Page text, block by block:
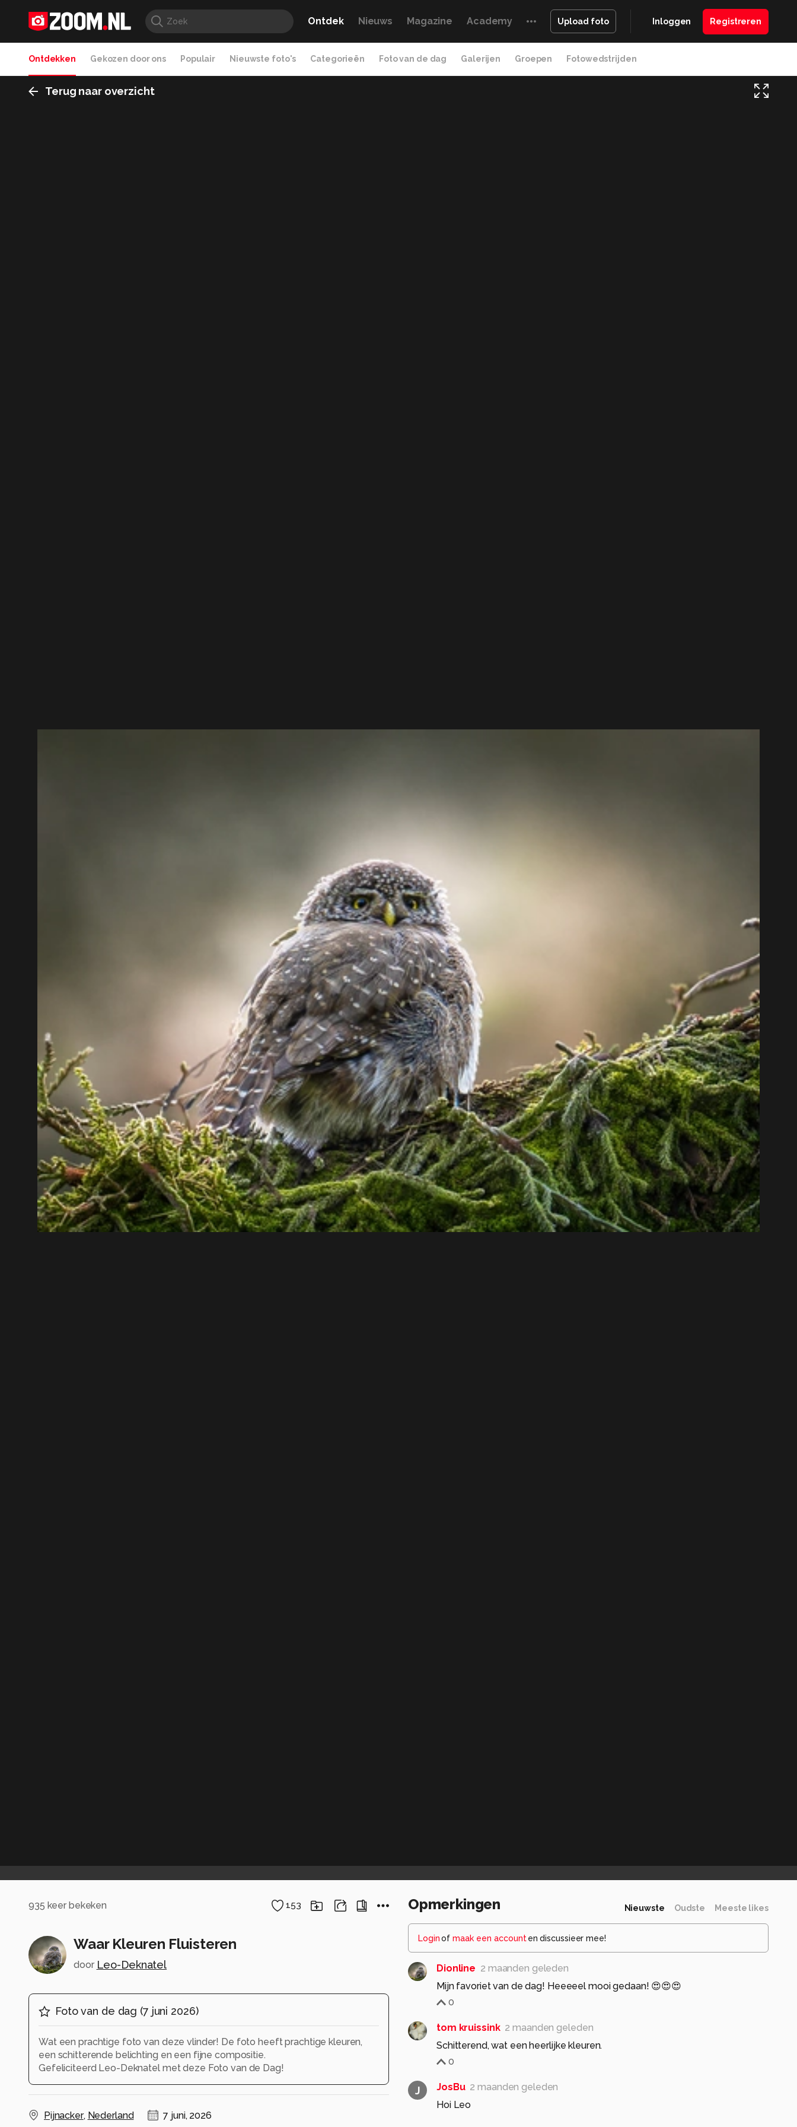
Ontdek Nieuws Magazine Academy Upload foto Inloggen Registreren
Ontdekken Gekozen door ons Populair Nieuwste foto's Categorieën Foto van de dag Galerijen Groepen Fotowedstrijden
Terug naar overzicht
935 keer bekeken 153
Waar Kleuren Fluisteren
door Leo-Deknatel
Foto van de dag (7 juni 2026)
Wat een prachtige foto van deze vlinder! De foto heeft prachtige kleuren,
een schitterende belichting en een fijne compositie.
Gefeliciteerd Leo-Deknatel met deze Foto van de Dag!
Pijnacker, Nederland 7 juni, 2026
Opmerkingen Nieuwste Oudste Meeste likes
Loginof maak een account en discussieer mee!
Dionline 2 maanden geleden
Mijn favoriet van de dag! Heeeeel mooi gedaan! 😍😍😍
0
tom kruissink 2 maanden geleden
Schitterend, wat een heerlijke kleuren.
0
J JosBu 2 maanden geleden
Hoi Leo